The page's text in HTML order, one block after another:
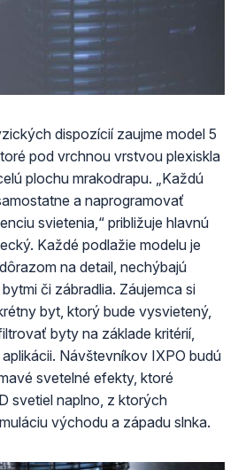
dispozícií zaujme model 5
pod vrchnou vrstvou plexiskla
plochu mrakodrapu. „Každú
a naprogramovať
svietenia,“ približuje hlavnú
Každé podlažie modelu je
na detail, nechýbajú
či zábradlia. Záujemca si
byt, ktorý bude vysvietený,
byty na základe kritérií,
Návštevníkov IXPO budú
svetelné efekty, ktoré
svetiel naplno, z ktorých
východu a západu slnka.